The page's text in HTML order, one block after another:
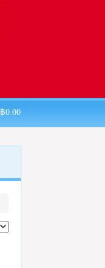
฿0.00